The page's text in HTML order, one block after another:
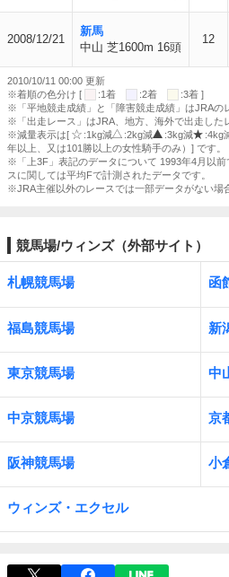
2008/12/21
新馬
中山 芝1600m 16頭
12
2010/10/11 00:00 更新
※着順の色分け [
:1着 :2着
:3着 ]
※「平地競走成績」と「障害競走成績」はJRAの
※「出走レース」はJRA、地方、海外で出走した
※減量表示は[
:1kg減 :2kg減 :3kg減 :4kg
年以上、又は101勝以上の女性騎手のみ）] です。
※「上3F」表記のデータについて 1993年4月以
スに関しては平均Fで計測されたデータです。
※JRA主催以外のレースでは一部データがない場
競馬場/ウィンズ（外部サイト）
札幌競馬場 函
福島競馬場 新
東京競馬場 中
中京競馬場 京
阪神競馬場 小
ウィンズ・エクセル